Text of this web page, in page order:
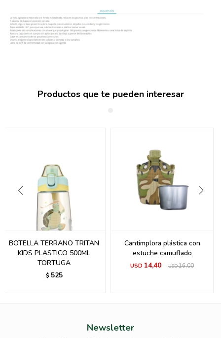
Productos que te pueden interesar
BOTELLA TERRANO TRITAN
KIDS PLASTICO 500ML
TORTUGA
$ 525
Cantimplora plástica con
estuche camuflado
USD 14,40 USD16,00
Newsletter